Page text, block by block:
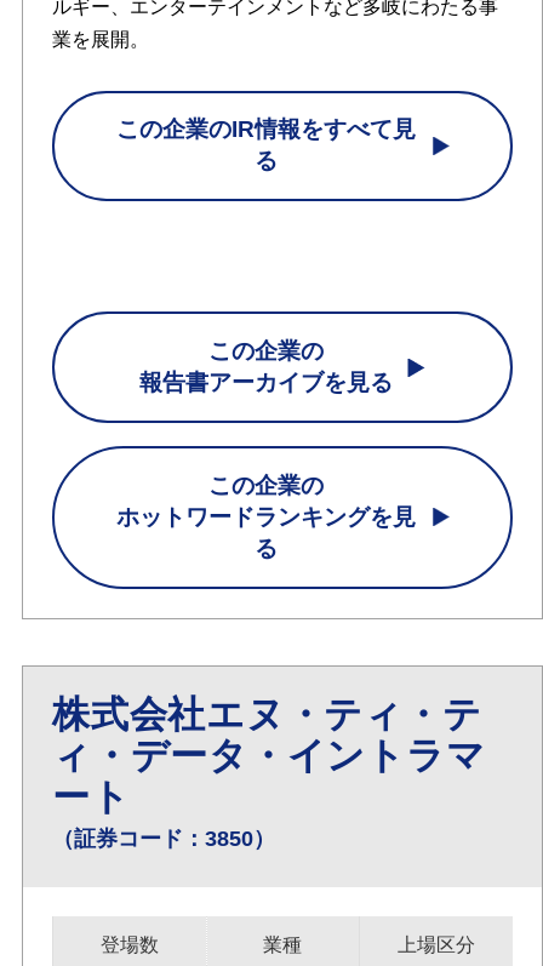
ルギー、エンターテインメントなど多岐にわたる事
業を展開。
この企業のIR情報をすべて見
る
この企業の
報告書アーカイブを見る
この企業の
ホットワードランキングを見
る
株式会社エヌ・ティ・テ
ィ・データ・イントラマ
ート
（証券コード：3850）
登場数 業種 上場区分